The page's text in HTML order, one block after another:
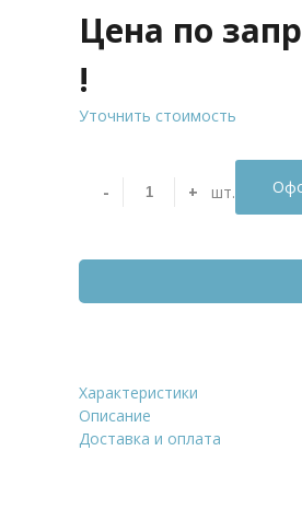
Цена по
!
Уточнить стоимость
- + шт.
Характеристики
Описание
Доставка и оплата